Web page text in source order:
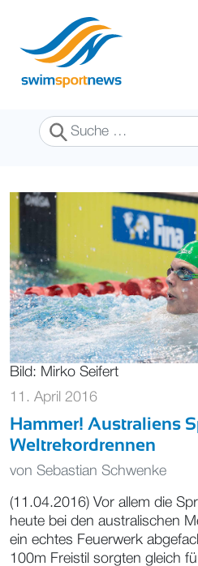
Suchen
Bild: Mirko Seifert
11. April 2016
Hammer! Australiens
Weltrekordrennen
von Sebastian Schwenke
(11.04.2016) Vor allem die
heute bei den australischen
ein echtes Feuerwerk
100m Freistil sorgten gleich